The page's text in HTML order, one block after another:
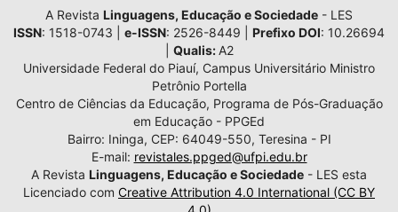
A Revista Linguagens, Educação e Sociedade - LES
ISSN: 1518-0743 | e-ISSN: 2526-8449 | Prefixo DOI: 10.26694
Qualis: A2
Universidade Federal do Piauí, Campus Universitário Ministro
Petrônio Portella
Centro de Ciências da Educação, Programa de Pós-Graduação
em Educação - PPGEd
Bairro: Ininga, CEP: 64049-550, Teresina - PI
E-mail: revistales.ppged@ufpi.edu.br
A Revista Linguagens, Educação e Sociedade - LES esta
Licenciado com Creative Attribution 4.0 International (CC BY